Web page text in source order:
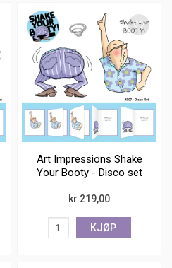
Art Impressions Shake
Your Booty - Disco set
kr 219,00
KJØP